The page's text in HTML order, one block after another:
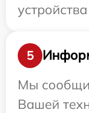
5
Мы
Вашей